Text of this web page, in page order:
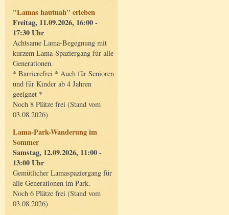
"Lamas hautnah" erleben
Freitag, 11.09.2026, 16:00 -
17:30 Uhr
Achtsame Lama-Begegnung mit
kurzem Lama-Spaziergang für alle
Generationen.
* Barrierefrei * Auch für Senioren
und für Kinder ab 4 Jahren
geeignet *
Noch 8 Plätze frei (Stand vom
03.08.2026)
Lama-Park-Wanderung im
Sommer
Samstag, 12.09.2026, 11:00 -
13:00 Uhr
Gemütlicher Lamaspaziergang für
alle Generationen im Park.
Noch 6 Plätze frei (Stand vom
03.08.2026)